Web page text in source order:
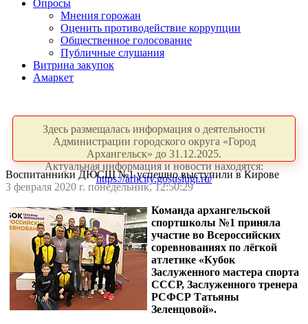
Опросы
Мнения горожан
Оценить противодействие коррупции
Общественное голосование
Публичные слушания
Витрина закупок
Амаркет
Здесь размещалась информация о деятельности
Администрации городского округа «Город
Архангельск» до 31.12.2025.
Актуальная информация и новости находятся:
https://arhcity.gosuslugi.ru/
Воспитанники ДЮСШ №1 успешно выступили в Кирове
3 февраля 2020 г. понедельник, 12:50:29
Команда архангельской
спортшколы №1 приняла
участие во Всероссийских
соревнованиях по лёгкой
атлетике «Кубок
Заслуженного мастера спорта
СССР, Заслуженного тренера
РСФСР Татьяны
Зеленцовой».